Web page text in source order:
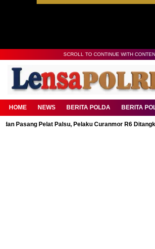
SCROLL TO CONTINUE WITH
HOME NEWS BERITA POLDA BERITA
Pelat Palsu, Pelaku Curanmor R6 Ditangkap di